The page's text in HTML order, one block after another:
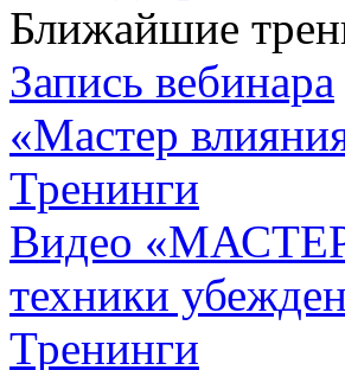
Ближайшие
Запись вебинара
«Мастер
Тренинги
Видео
техники
Тренинги